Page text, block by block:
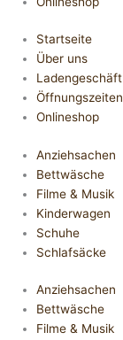
Startseite
Über uns
Ladengeschäft
Öffnungszeiten
Onlineshop
Anziehsachen
Bettwäsche
Filme & Musik
Kinderwagen
Schuhe
Schlafsäcke
Anziehsachen
Bettwäsche
Filme & Musik